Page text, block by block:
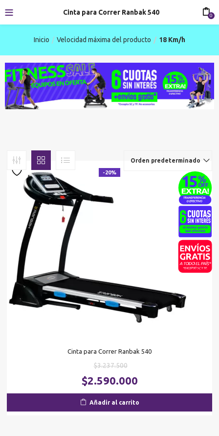
Cinta para Correr Ranbak 540 0
Inicio Velocidad máxima del producto 18 Km/h
Orden predeterminado
-20%
Cinta para Correr Ranbak 540
$3.237.500El
precio
original
era:
$3.237.500.
$2.590.000
Añadir al carrito